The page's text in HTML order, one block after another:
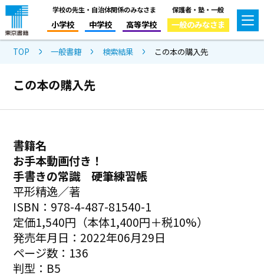
学校の先生・自治体関係のみなさま
小学校 中学校 高等学校
保護者・塾・一般
一般のみなさま
TOP 一般書籍 検索結果 この本の購入先
この本の購入先
書籍名
お手本動画付き！
手書きの常識 硬筆練習帳
平形精逸／著
ISBN：978-4-487-81540-1
定価1,540円（本体1,400円＋税10%）
発売年月日：2022年06月29日
ページ数：136
判型：B5